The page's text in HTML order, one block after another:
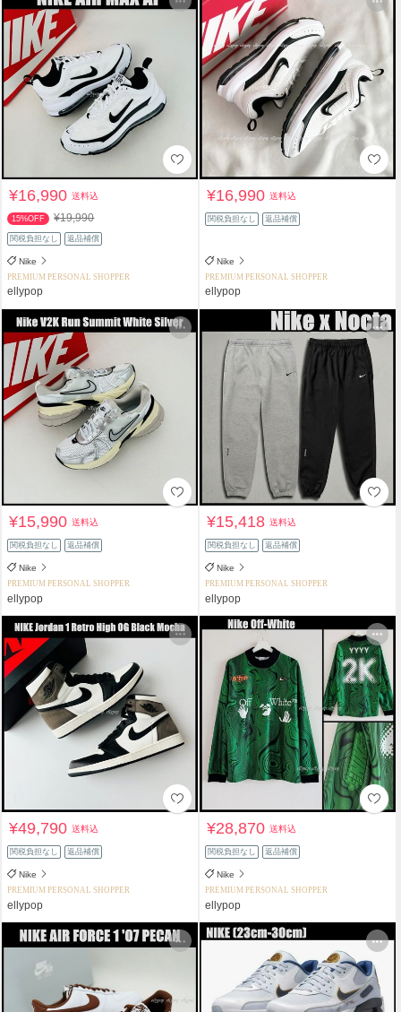
¥16,990送料込
15%OFF ¥19,990
関税負担なし 返品補償
Nike
PREMIUM PERSONAL SHOPPER
ellypop
¥16,990送料込
関税負担なし 返品補償
Nike
PREMIUM PERSONAL SHOPPER
ellypop
¥15,990送料込
関税負担なし 返品補償
Nike
PREMIUM PERSONAL SHOPPER
ellypop
¥15,418送料込
関税負担なし 返品補償
Nike
PREMIUM PERSONAL SHOPPER
ellypop
¥49,790送料込
関税負担なし 返品補償
Nike
PREMIUM PERSONAL SHOPPER
ellypop
¥28,870送料込
関税負担なし 返品補償
Nike
PREMIUM PERSONAL SHOPPER
ellypop